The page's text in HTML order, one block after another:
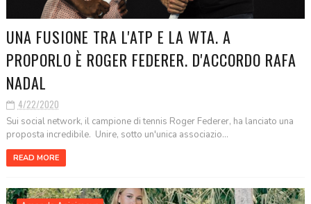
UNA FUSIONE TRA L'ATP E LA WTA. A
PROPORLO È ROGER FEDERER. D'ACCORDO RAFA
NADAL
4/22/2020
Sui social network, il campione di tennis Roger Federer, ha lanciato una
proposta incredibile. Unire, sotto un'unica associazio...
READ MORE